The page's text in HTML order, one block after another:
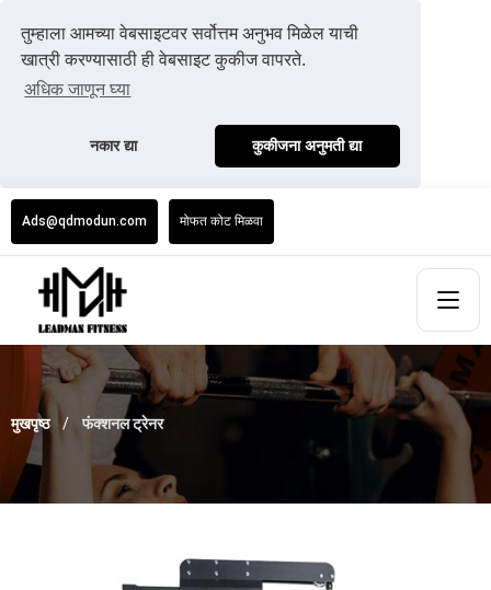
तुम्हाला आमच्या वेबसाइटवर सर्वोत्तम अनुभव मिळेल याची
खात्री करण्यासाठी ही वेबसाइट कुकीज वापरते.
अधिक जाणून घ्या
नकार द्या कुकीजना अनुमती द्या
Ads@qdmodun.com मोफत कोट मिळवा
मुखपृष्ठ फंक्शनल ट्रेनर